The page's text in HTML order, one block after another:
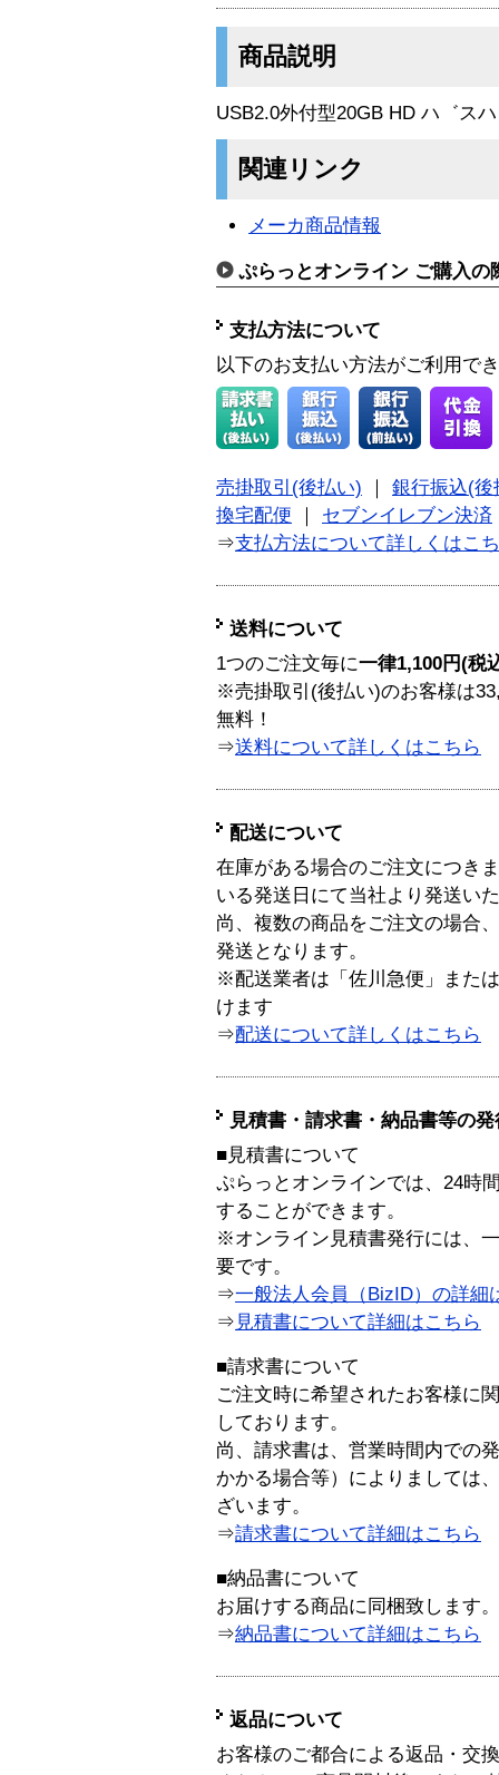
商品説明
USB2.0外付型20GB HD ハ゛ス
関連リンク
メーカ商品情報
ぷらっとオンライン ご購入の
支払方法について
以下のお支払い方法がご利用で
売掛取引(後払い)
銀行振込(後
換宅配便
セブンイレブン決済
⇒支払方法について詳しくはこ
送料について
1つのご注文毎に一律1,100円(税
※売掛取引(後払い)のお客様は
無料！
⇒送料について詳しくはこちら
配送について
在庫がある場合のご注文につき
いる発送日にて当社より発送い
尚、複数の商品をご注文の場合
発送となります。
※配送業者は「佐川急便」また
けます
⇒配送について詳しくはこちら
見積書・請求書・納品書等の
■見積書について
ぷらっとオンラインでは、24時
することができます。
※オンライン見積書発行には、
要です。
⇒一般法人会員（BizID）の詳細
⇒ 見積書について詳細はこちら
■請求書について
ご注文時に希望されたお客様に
しております。
尚、請求書は、営業時間内での
かかる場合等）によりましては
ざいます。
⇒請求書について詳細はこちら
■納品書について
お届けする商品に同梱致します。
⇒納品書について詳細はこちら
返品について
お客様のご都合による返品・交